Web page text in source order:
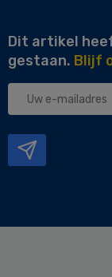
Dit artikel
gestaan. Blijf
Uw